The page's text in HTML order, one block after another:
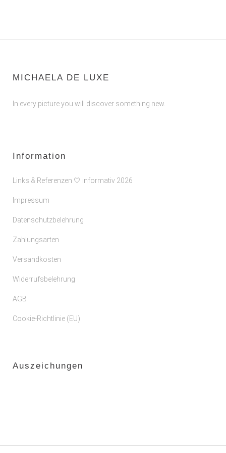
MICHAELA DE LUXE
In every picture you will discover something new.
Information
Links & Referenzen 🤍 informativ 2026
Impressum
Datenschutzbelehrung
Zahlungsarten
Versandkosten
Widerrufsbelehrung
AGB
Cookie-Richtlinie (EU)
Auszeichungen